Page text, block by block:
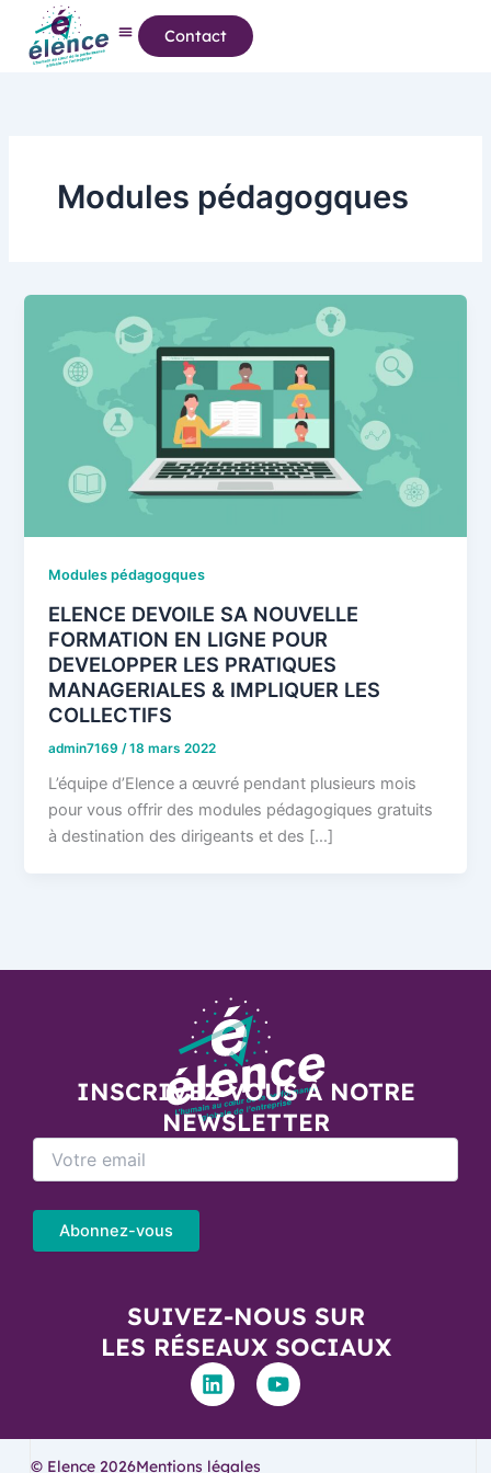
contenu
Contact
Modules pédagogques
Modules pédagogques
ELENCE DEVOILE SA NOUVELLE
FORMATION EN LIGNE POUR
DEVELOPPER LES PRATIQUES
MANAGERIALES & IMPLIQUER LES
COLLECTIFS
admin7169 /18 mars 2022
L’équipe d’Elence a œuvré pendant plusieurs mois
pour vous offrir des modules pédagogiques gratuits
à destination des dirigeants et des […]
INSCRIVEZ VOUS À NOTRE
NEWSLETTER
SUIVEZ-NOUS SUR
LES RÉSEAUX SOCIAUX
L
i
k
e
Y
o
t
© Elence 2026Mentions légales